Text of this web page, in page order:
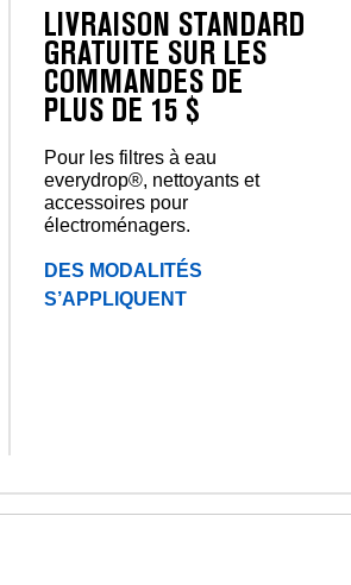
LIVRAISON STANDARD
GRATUITE SUR LES
COMMANDES DE
PLUS DE 15 $
Pour les filtres à eau
everydrop®, nettoyants et
accessoires pour
électroménagers.
DES MODALITÉS
S’APPLIQUENT